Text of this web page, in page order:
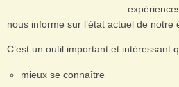
nous informe sur l’état actuel de notre
C’est un outil important et intéressant
mieux se connaître